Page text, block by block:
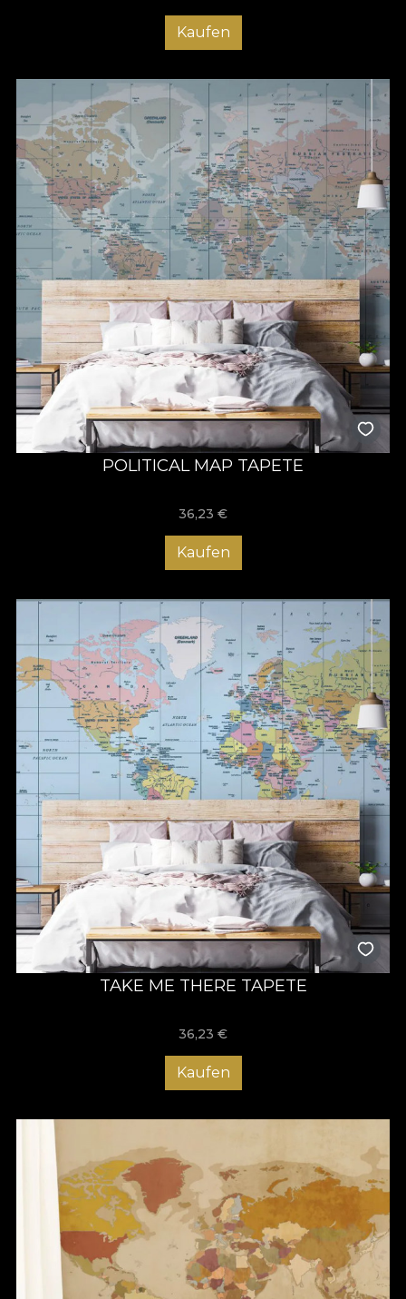
Kaufen
POLITICAL MAP TAPETE
36,23 €
Kaufen
TAKE ME THERE TAPETE
36,23 €
Kaufen